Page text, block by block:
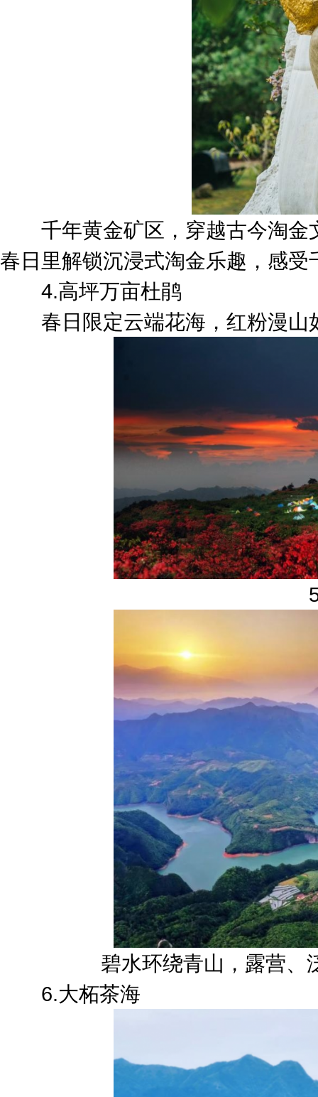
千年黄金矿区，穿越古今淘金
春日里解锁沉浸式淘金乐趣，感受
4.高坪万亩杜鹃
春日限定云端花海，红粉漫山
碧水环绕青山，露营、
6.大柘茶海